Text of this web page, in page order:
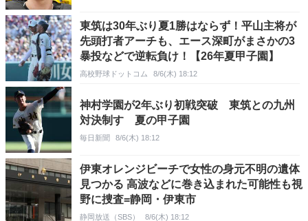
東筑は30年ぶり夏1勝はならず！平山主将が
先頭打者アーチも、エース深町がまさかの3
暴投などで逆転負け！【26年夏甲子園】
高校野球ドットコム 8/6(木) 18:12
神村学園が2年ぶり初戦突破 東筑との九州
対決制す 夏の甲子園
毎日新聞 8/6(木) 18:12
伊東オレンジビーチで女性の身元不明の遺体
見つかる 高波などに巻き込まれた可能性も視
野に捜査=静岡・伊東市
静岡放送（SBS） 8/6(木) 18:12